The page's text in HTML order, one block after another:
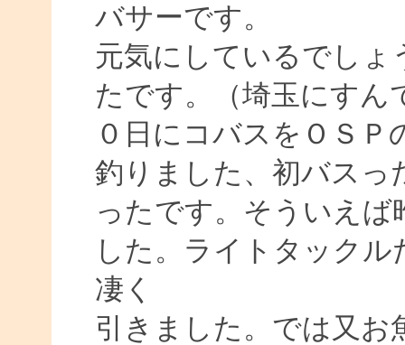
バサーです。
元気にしているでしょ
たです。（埼玉にすん
０日にコバスをＯＳ
釣りました、初バスっ
ったです。そういえ
した。ライトタック
凄く
引きました。では又お